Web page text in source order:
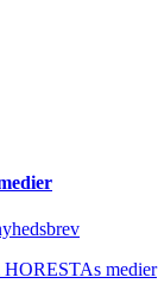
medier